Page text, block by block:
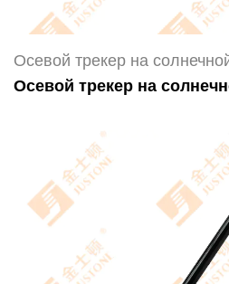
Осевой трекер на
Осевой трекер на